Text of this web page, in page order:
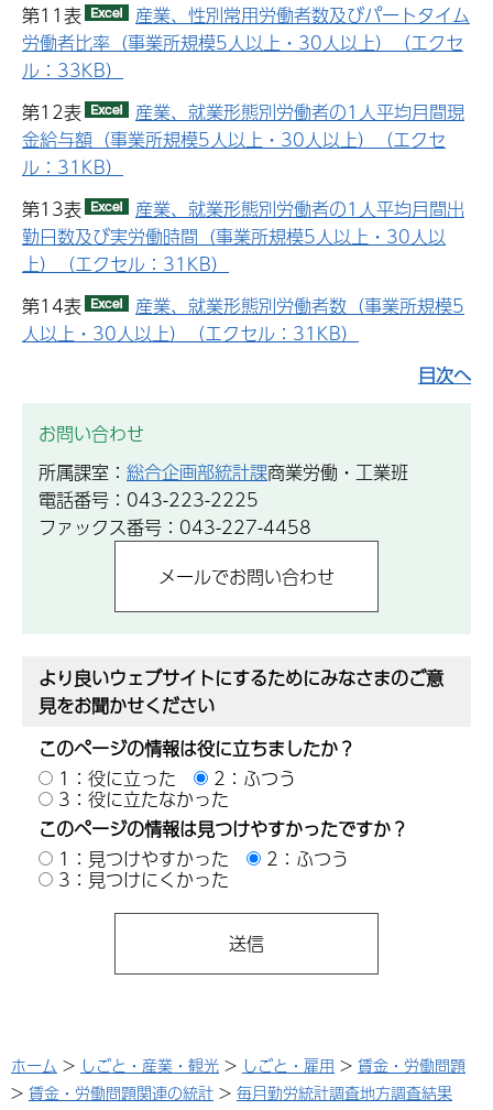
第11表
産業、性別常用労働者数及びパートタイム
労働者比率（事業所規模5人以上・30人以上）（エクセ
ル：33KB）
第12表
産業、就業形態別労働者の1人平均月間現
金給与額（事業所規模5人以上・30人以上）（エクセ
ル：31KB）
第13表
産業、就業形態別労働者の1人平均月間出
勤日数及び実労働時間（事業所規模5人以上・30人以
上）（エクセル：31KB）
第14表
産業、就業形態別労働者数（事業所規模5
人以上・30人以上）（エクセル：31KB）
目次へ
お問い合わせ
所属課室： 総合企画部統計課商業労働・工業班
電話番号：043-223-2225
ファックス番号：043-227-4458
より良いウェブサイトにするためにみなさまのご意
見をお聞かせください
このページの情報は役に立ちましたか？
1：役に立った
2：ふつう
3：役に立たなかった
このページの情報は見つけやすかったですか？
1：見つけやすかった
2：ふつう
3：見つけにくかった
ホーム > しごと・産業・観光 > しごと・雇用 > 賃金・労働問題
> 賃金・労働問題関連の統計 > 毎月勤労統計調査地方調査結果